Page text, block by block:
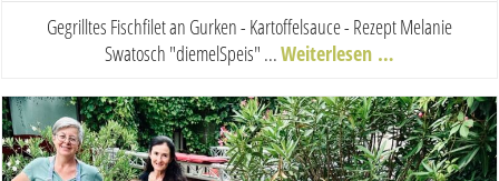
Gegrilltes Fischfilet an Gurken - Kartoffelsauce - Rezept Melanie
Swatosch "diemelSpeis" ...Weiterlesen …